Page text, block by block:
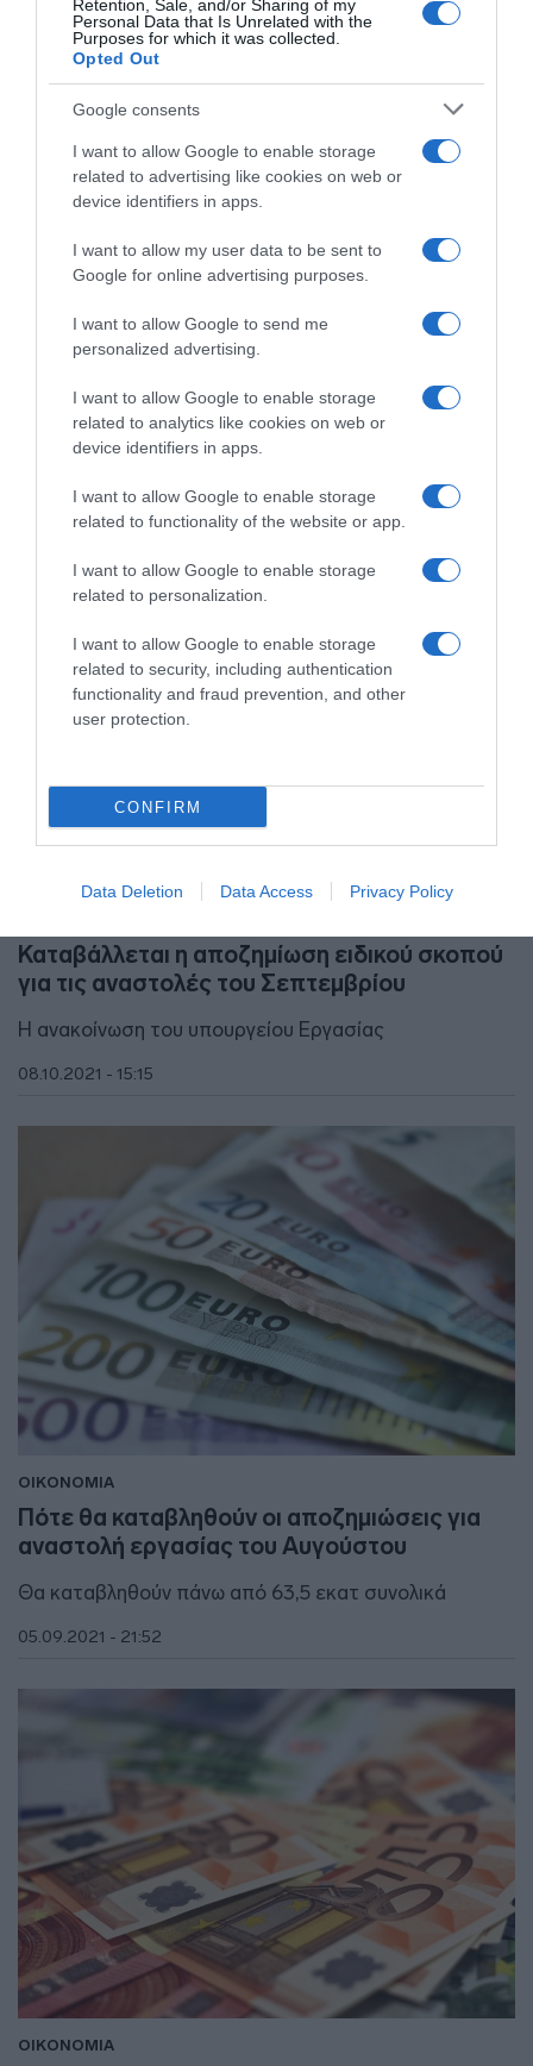
Retention, Sale, and/or Sharing of my
Personal Data that Is Unrelated with the
Purposes for which it was collected.
Opted Out
Google consents
I want to allow Google to enable storage
related to advertising like cookies on web or
device identifiers in apps.
I want to allow my user data to be sent to
Google for online advertising purposes.
I want to allow Google to send me
personalized advertising.
I want to allow Google to enable storage
related to analytics like cookies on web or
device identifiers in apps.
I want to allow Google to enable storage
related to functionality of the website or app.
I want to allow Google to enable storage
related to personalization.
I want to allow Google to enable storage
related to security, including authentication
functionality and fraud prevention, and other
user protection.
CONFIRM
Data Deletion Data Access Privacy Policy
ΟΙΚΟΝΟΜΙΑ
Την Παρασκευή η καταβολή της αποζημίωσης
ειδικού σκοπού για τους καλλιτέχνες
29.10.2021 - 07:57
Καταβάλλεται η αποζημίωση ειδικού σκοπού
για τις αναστολές του Σεπτεμβρίου
Η ανακοίνωση του υπουργείου Εργασίας
08.10.2021 - 15:15
ΟΙΚΟΝΟΜΙΑ
Πότε θα καταβληθούν οι αποζημιώσεις για
αναστολή εργασίας του Αυγούστου
Θα καταβληθούν πάνω από 63,5 εκατ συνολικά
05.09.2021 - 21:52
ΟΙΚΟΝΟΜΙΑ